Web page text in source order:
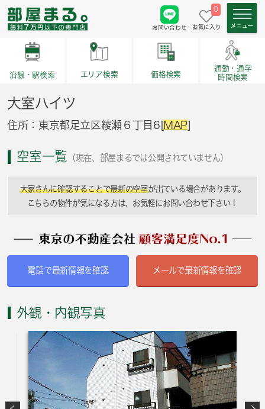
お問い合わせ
0
お気に入り
沿線・駅検索 エリア検索 価格検索
通勤・通学
時間検索
大室ハイツ
住所：東京都足立区綾瀬６丁目6[MAP]
空室一覧 （現在、部屋まるでは公開されていません）
大家さんに確認することで最新の空室が出ている場合があります。
こちらの物件が気になる方は、お気軽にお問い合わせ下さい！
電話で最新情報を確認 メールで最新情報を確認
外観・内観写真